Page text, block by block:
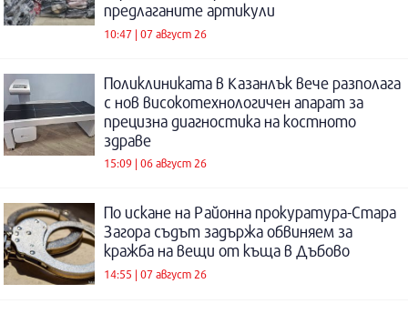
предлаганите артикули
10:47 | 07 август 26
Поликлиниката в Казанлък вече разполага
с нов високотехнологичен апарат за
прецизна диагностика на костното
здраве
15:09 | 06 август 26
По искане на Районна прокуратура-Стара
Загора съдът задържа обвиняем за
кражба на вещи от къща в Дъбово
14:55 | 07 август 26